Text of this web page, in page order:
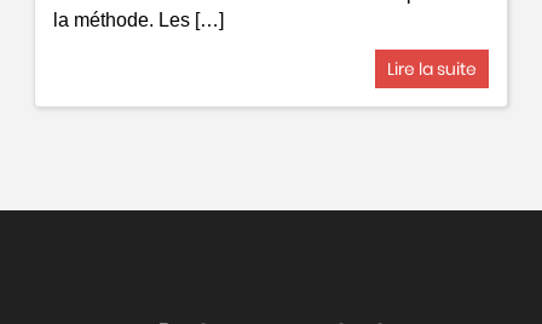
la méthode. Les […]
Lire la suite